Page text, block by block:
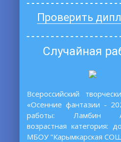
Проверить
Случайная
Всероссийский
«Осенние фантазии -
работы: Ламбин
возрастная категория:
МБОУ "Карымкарская